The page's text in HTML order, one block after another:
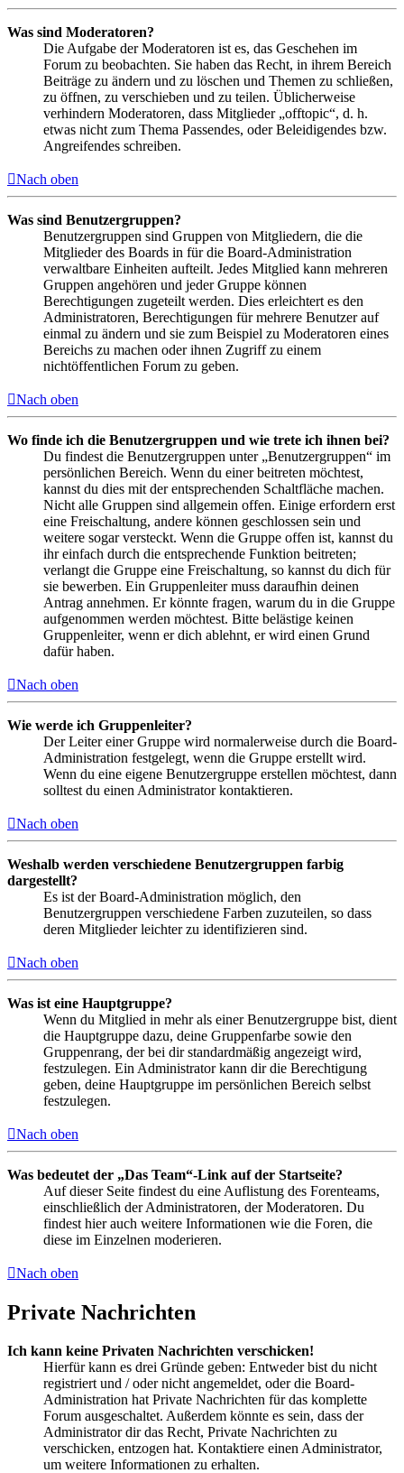
Was sind Moderatoren?
Die Aufgabe der Moderatoren ist es, das Geschehen im
Forum zu beobachten. Sie haben das Recht, in ihrem Bereich
Beiträge zu ändern und zu löschen und Themen zu schließen,
zu öffnen, zu verschieben und zu teilen. Üblicherweise
verhindern Moderatoren, dass Mitglieder „offtopic“, d. h.
etwas nicht zum Thema Passendes, oder Beleidigendes bzw.
Angreifendes schreiben.
Nach oben
Was sind Benutzergruppen?
Benutzergruppen sind Gruppen von Mitgliedern, die die
Mitglieder des Boards in für die Board-Administration
verwaltbare Einheiten aufteilt. Jedes Mitglied kann mehreren
Gruppen angehören und jeder Gruppe können
Berechtigungen zugeteilt werden. Dies erleichtert es den
Administratoren, Berechtigungen für mehrere Benutzer auf
einmal zu ändern und sie zum Beispiel zu Moderatoren eines
Bereichs zu machen oder ihnen Zugriff zu einem
nichtöffentlichen Forum zu geben.
Nach oben
Wo finde ich die Benutzergruppen und wie trete ich ihnen bei?
Du findest die Benutzergruppen unter „Benutzergruppen“ im
persönlichen Bereich. Wenn du einer beitreten möchtest,
kannst du dies mit der entsprechenden Schaltfläche machen.
Nicht alle Gruppen sind allgemein offen. Einige erfordern erst
eine Freischaltung, andere können geschlossen sein und
weitere sogar versteckt. Wenn die Gruppe offen ist, kannst du
ihr einfach durch die entsprechende Funktion beitreten;
verlangt die Gruppe eine Freischaltung, so kannst du dich für
sie bewerben. Ein Gruppenleiter muss daraufhin deinen
Antrag annehmen. Er könnte fragen, warum du in die Gruppe
aufgenommen werden möchtest. Bitte belästige keinen
Gruppenleiter, wenn er dich ablehnt, er wird einen Grund
dafür haben.
Nach oben
Wie werde ich Gruppenleiter?
Der Leiter einer Gruppe wird normalerweise durch die Board-
Administration festgelegt, wenn die Gruppe erstellt wird.
Wenn du eine eigene Benutzergruppe erstellen möchtest, dann
solltest du einen Administrator kontaktieren.
Nach oben
Weshalb werden verschiedene Benutzergruppen farbig
dargestellt?
Es ist der Board-Administration möglich, den
Benutzergruppen verschiedene Farben zuzuteilen, so dass
deren Mitglieder leichter zu identifizieren sind.
Nach oben
Was ist eine Hauptgruppe?
Wenn du Mitglied in mehr als einer Benutzergruppe bist, dient
die Hauptgruppe dazu, deine Gruppenfarbe sowie den
Gruppenrang, der bei dir standardmäßig angezeigt wird,
festzulegen. Ein Administrator kann dir die Berechtigung
geben, deine Hauptgruppe im persönlichen Bereich selbst
festzulegen.
Nach oben
Was bedeutet der „Das Team“-Link auf der Startseite?
Auf dieser Seite findest du eine Auflistung des Forenteams,
einschließlich der Administratoren, der Moderatoren. Du
findest hier auch weitere Informationen wie die Foren, die
diese im Einzelnen moderieren.
Nach oben
Private Nachrichten
Ich kann keine Privaten Nachrichten verschicken!
Hierfür kann es drei Gründe geben: Entweder bist du nicht
registriert und / oder nicht angemeldet, oder die Board-
Administration hat Private Nachrichten für das komplette
Forum ausgeschaltet. Außerdem könnte es sein, dass der
Administrator dir das Recht, Private Nachrichten zu
verschicken, entzogen hat. Kontaktiere einen Administrator,
um weitere Informationen zu erhalten.